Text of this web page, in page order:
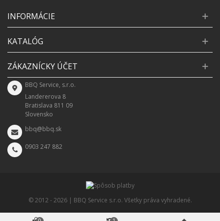
INFORMÁCIE
KATALÓG
ZÁKAZNÍCKY ÚČET
BBQ Service, s.r.o.
Landererova 8
Bratislava 811 09
Slovensko
bbq@bbq.sk
0903 247 882
© 2012 -2026 | BBQ Service s.r.o. Všetky práva vyhradené.